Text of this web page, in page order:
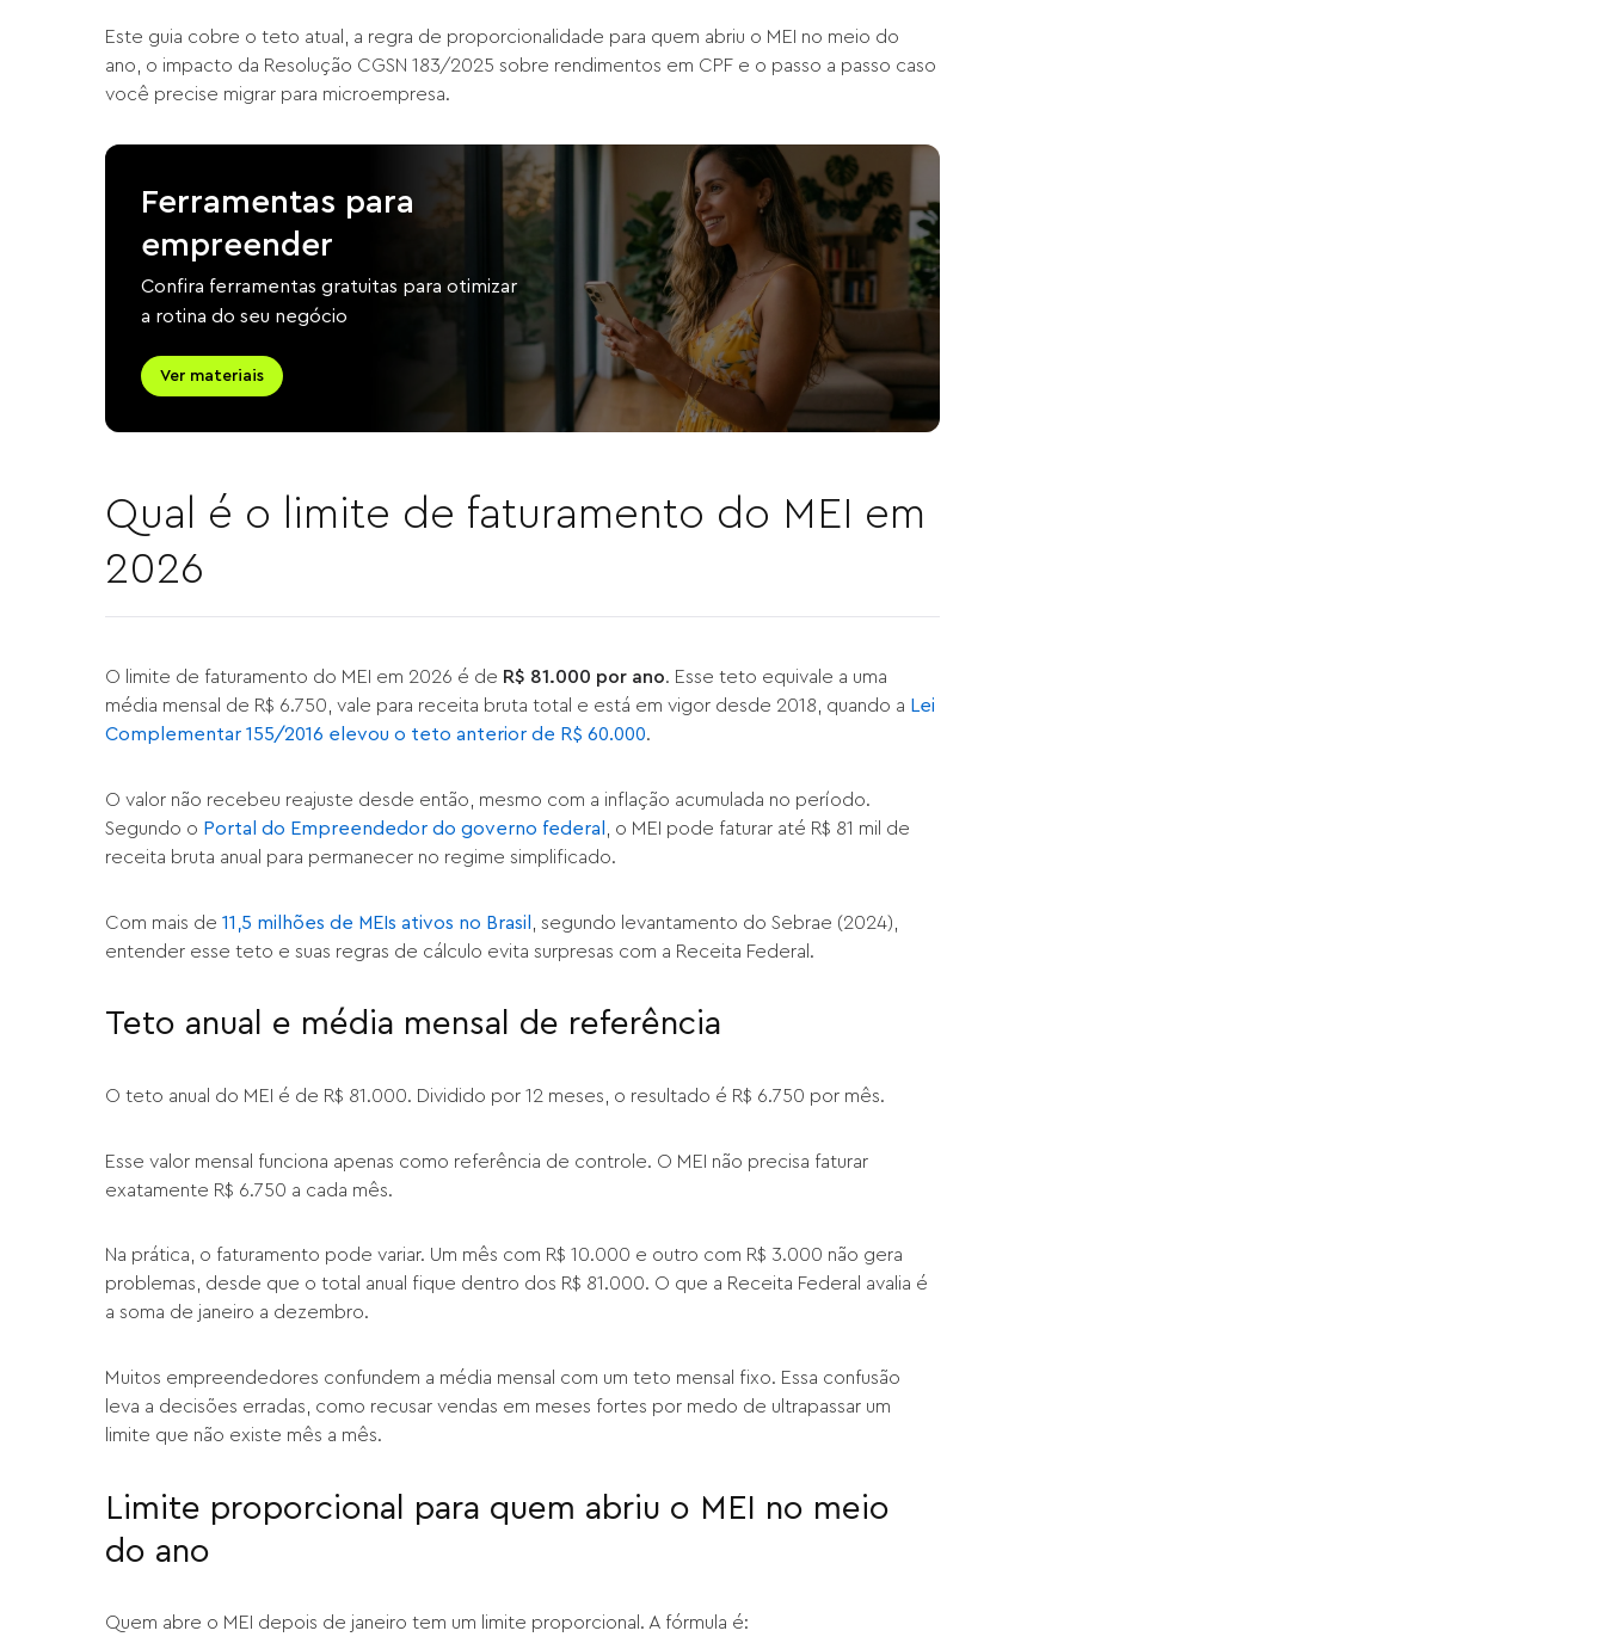
Este guia cobre o teto atual, a regra de proporcionalidade para quem abriu o MEI no meio do
ano, o impacto da Resolução CGSN 183/2025 sobre rendimentos em CPF e o passo a passo caso
você precise migrar para microempresa.
Ferramentas para
empreender
Confira ferramentas gratuitas para otimizar
a rotina do seu negócio
Ver materiais
Qual é o limite de faturamento do MEI em
2026
O limite de faturamento do MEI em 2026 é de R$ 81.000 por ano. Esse teto equivale a uma
média mensal de R$ 6.750, vale para receita bruta total e está em vigor desde 2018, quando a Lei
Complementar 155/2016 elevou o teto anterior de R$ 60.000.
O valor não recebeu reajuste desde então, mesmo com a inflação acumulada no período.
Segundo o Portal do Empreendedor do governo federal
, o MEI pode faturar até R$ 81 mil de
receita bruta anual para permanecer no regime simplificado.
Com mais de11,5 milhões de MEIs ativos no Brasil
, segundo levantamento do Sebrae (2024),
entender esse teto e suas regras de cálculo evita surpresas com a Receita Federal.
Teto anual e média mensal de referência
O teto anual do MEI é de R$ 81.000. Dividido por 12 meses, o resultado é R$ 6.750 por mês.
Esse valor mensal funciona apenas como referência de controle. O MEI não precisa faturar
exatamente R$ 6.750 a cada mês.
Na prática, o faturamento pode variar. Um mês com R$ 10.000 e outro com R$ 3.000 não gera
problemas, desde que o total anual fique dentro dos R$ 81.000. O que a Receita Federal avalia é
a soma de janeiro a dezembro.
Muitos empreendedores confundem a média mensal com um teto mensal fixo. Essa confusão
leva a decisões erradas, como recusar vendas em meses fortes por medo de ultrapassar um
limite que não existe mês a mês.
Limite proporcional para quem abriu o MEI no meio
do ano
Quem abre o MEI depois de janeiro tem um limite proporcional. A fórmula é: